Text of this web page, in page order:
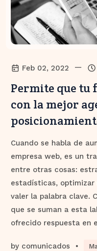
Feb 02, 2022 —
Permite que tu
con la mejor
Cuando se habla de
empresa web, es un
entre otras cosas:
estadísticas,
valer la palabra clave.
que se suman a esta
ofrecido respuesta en
by comunicados •